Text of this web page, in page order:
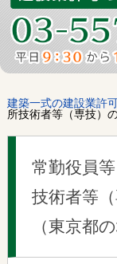
建築一式の建設業許
所技術者等（専技）
常勤役員
技術者等
（東京都